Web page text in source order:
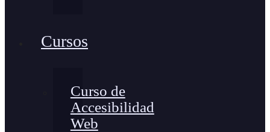
Cursos
Curso de
Accesibilidad
Web